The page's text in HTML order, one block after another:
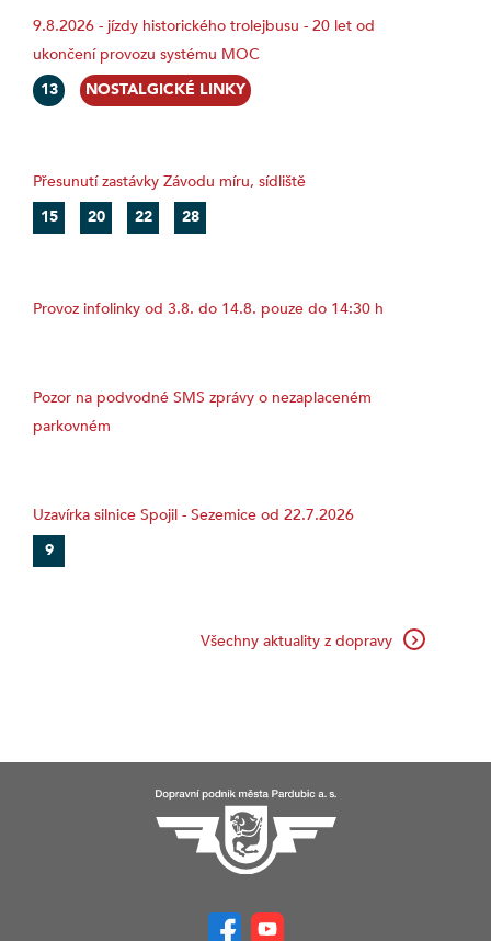
9.8.2026 - jízdy historického trolejbusu - 20 let od
ukončení provozu systému MOC
13
NOSTALGICKÉ LINKY
Přesunutí zastávky Závodu míru, sídliště
15
20 22 28
Provoz infolinky od 3.8. do 14.8. pouze do 14:30 h
Pozor na podvodné SMS zprávy o nezaplaceném
parkovném
Uzavírka silnice Spojil - Sezemice od 22.7.2026
9
Všechny aktuality z dopravy